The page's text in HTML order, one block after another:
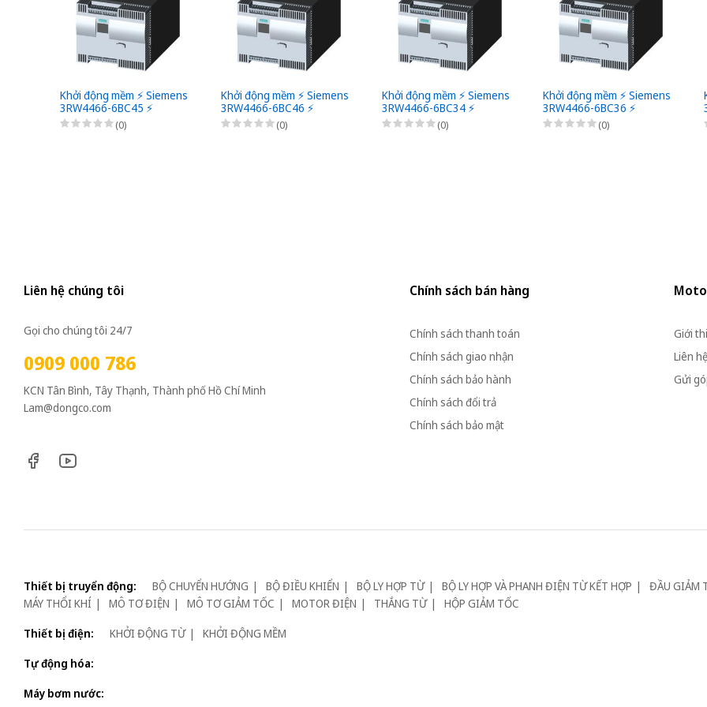
Khởi động mềm ⚡️ Siemens
3RW4466-6BC45 ⚡️
(0)
Khởi động mềm ⚡️ Siemens
3RW4466-6BC46 ⚡️
(0)
Khởi động mềm ⚡️ Siemens
3RW4466-6BC34 ⚡️
(0)
Khởi động mềm ⚡️ Siemens
3RW4466-6BC36 ⚡️
(0)
Liên hệ chúng tôi
Gọi cho chúng tôi 24/7
0909 000 786
KCN Tân Bình, Tây Thạnh, Thành phố Hồ Chí Minh
Lam@dongco.com
Chính sách bán hàng
Chính sách thanh toán
Chính sách giao nhận
Chính sách bảo hành
Chính sách đổi trả
Chính sách bảo mật
Giới
Liên hệ
Gửi
Thiết bị truyển động: BỘ CHUYỂN HƯỚNG BỘ ĐIỀU KHIỂN BỘ LY HỢP TỪ BỘ LY HỢP VÀ PHANH ĐIỆN TỪ KẾT HỢP
ĐẦU GIẢM
MÁY THỔI KHÍ
MÔ TƠ ĐIỆN MÔ TƠ GIẢM TỐC MOTOR ĐIỆN THẮNG TỪ
HỘP GIẢM TỐC
Thiết bị điện:
KHỞI ĐỘNG TỪ
KHỞI ĐỘNG MỀM
Tự động hóa:
Máy bơm nước: